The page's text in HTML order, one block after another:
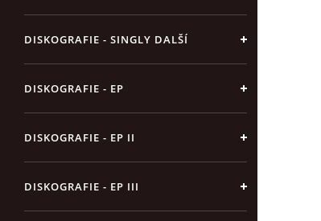
DISKOGRAFIE - SINGLY DALŠÍ
DISKOGRAFIE - EP
DISKOGRAFIE - EP II
DISKOGRAFIE - EP III